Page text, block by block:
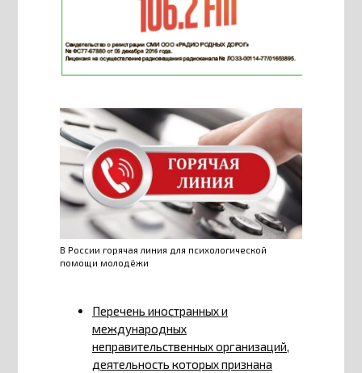
В России горячая линия для психологической
помощи молодёжи
Перечень иностранных и
международных
неправительственных организаций,
деятельность которых признана